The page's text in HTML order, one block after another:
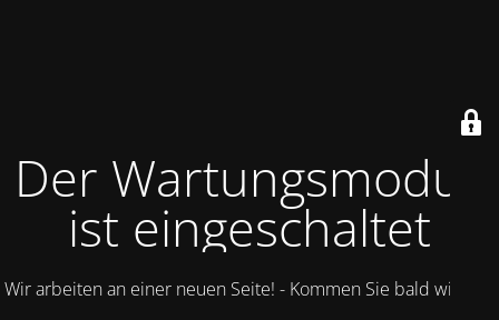
Der Wartungsmodus
ist eingeschaltet
Wir arbeiten an einer neuen Seite! - Kommen Sie bald wieder.